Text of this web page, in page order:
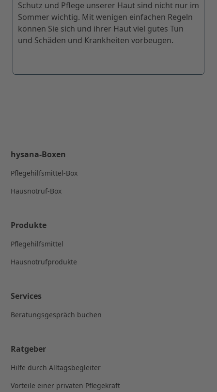
Schutz und Pflege unserer Haut sind nicht nur im
Sommer wichtig. Mit wenigen einfachen Regeln
können Sie sich und ihrer Haut viel gutes Tun
und Schäden und Krankheiten vorbeugen.
hysana-Boxen
Pflegehilfsmittel-Box
Hausnotruf-Box
Produkte
Pflegehilfsmittel
Hausnotrufprodukte
Services
Beratungsgespräch buchen
Ratgeber
Hilfe durch Alltagsbegleiter
Vorteile einer privaten Pflegekraft